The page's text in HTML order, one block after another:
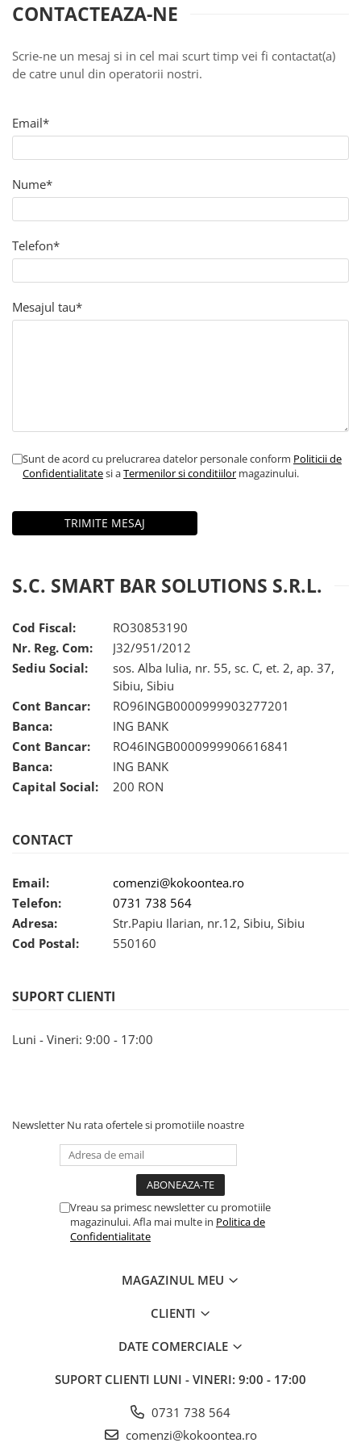
Sirop de ceai
CONTACTEAZA-NE
Scrie-ne un mesaj si in cel mai scurt timp vei fi contactat(a)
de catre unul din operatorii nostri.
Email*
Nume*
Telefon*
Mesajul tau*
Sunt de acord cu prelucrarea datelor personale conform Politicii de
Confidentialitatesi aTermenilor si conditiilor magazinului.
S.C. SMART BAR SOLUTIONS S.R.L.
Cod Fiscal:
RO30853190
Nr. Reg. Com:
J32/951/2012
Sediu Social:
sos. Alba Iulia, nr. 55, sc. C, et. 2, ap. 37,
Sibiu, Sibiu
Cont Bancar:
RO96INGB0000999903277201
Banca:
ING BANK
Cont Bancar:
RO46INGB0000999906616841
Banca:
ING BANK
Capital Social:
200 RON
CONTACT
Email:
comenzi@kokoontea.ro
Telefon:
0731 738 564
Adresa:
Str.Papiu Ilarian, nr.12, Sibiu, Sibiu
Cod Postal:
550160
SUPORT CLIENTI
Luni - Vineri: 9:00 - 17:00
Newsletter Nu rata ofertele si promotiile noastre
Vreau sa primesc newsletter cu promotiile
magazinului. Afla mai multe in Politica de
Confidentialitate
MAGAZINUL MEU
CLIENTI
DATE COMERCIALE
SUPORT CLIENTI LUNI - VINERI: 9:00 - 17:00
0731 738 564
comenzi@kokoontea.ro